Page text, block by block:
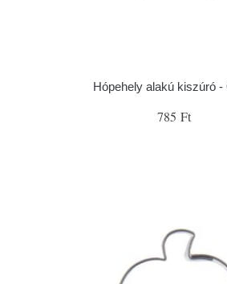
Hópehely alakú kiszúró -
785 Ft